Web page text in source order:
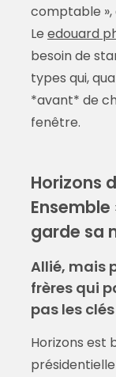
comptable »,
Le edouard
besoin de
types qui,
*avant* de
fenêtre.
Horizons
garde sa
Allié, mais
frères qui
pas les
Horizons est